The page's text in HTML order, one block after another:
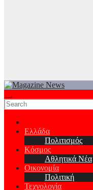
Ελλάδα
Πολιτισμός
Κόσμος
Αθλητικά Νέα
Οικονομία
Πολιτική
Τεχνολογία